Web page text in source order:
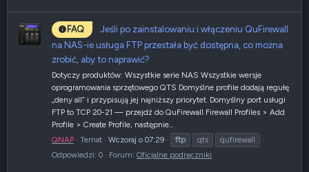
FAQ
Jeśli po zainstalowaniu i włączeniu QuFirewall
na NAS-ie usługa FTP przestała być dostępna, co można
zrobić, aby to naprawić?
Dotyczy produktów: Wszystkie serie NAS Wszystkie wersje
oprogramowania sprzętowego QTS Domyślne profile dodają regułę
„deny all” i przypisują jej najniższy priorytet. Domyślny port usługi
FTP to TCP 20-21 — przejdź do QuFirewall Firewall Profiles > Add
Profile > Create Profile, następnie...
QNAP
Temat Wczoraj o 07:29 ftp qts
qufirewall
Odpowiedzi: 0
Forum: Oficjalne podręczniki